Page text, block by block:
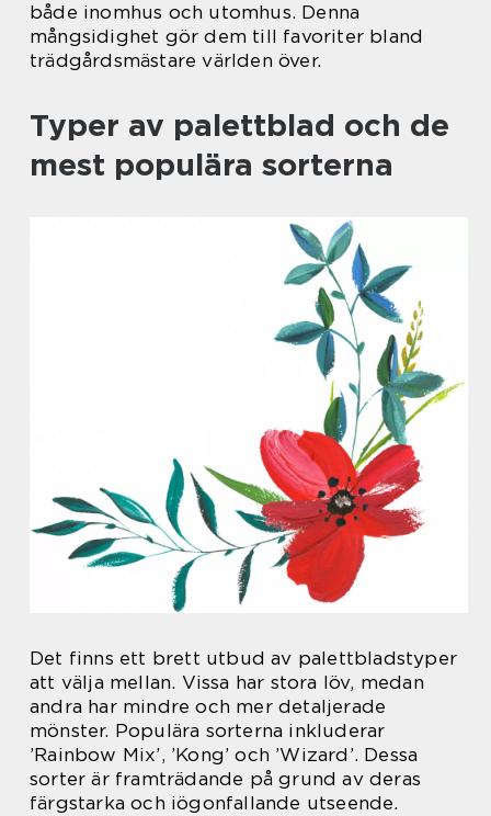
både inomhus och utomhus. Denna
mångsidighet gör dem till favoriter bland
trädgårdsmästare världen över.
Typer av palettblad och de
mest populära sorterna
Det finns ett brett utbud av palettbladstyper
att välja mellan. Vissa har stora löv, medan
andra har mindre och mer detaljerade
mönster. Populära sorterna inkluderar
’Rainbow Mix’, ’Kong’ och ’Wizard’. Dessa
sorter är framträdande på grund av deras
färgstarka och iögonfallande utseende.